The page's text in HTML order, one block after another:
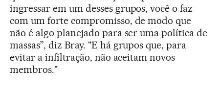
ingressar em um desses grupos, você o faz
com um forte compromisso, de modo que
não é algo planejado para ser uma política de
massas”, diz Bray. "E há grupos que, para
evitar a infiltração, não aceitam novos
membros."